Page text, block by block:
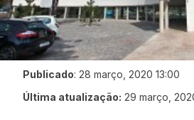
Publicado: 28 março, 2020 13:00
Última atualização: 29 março,